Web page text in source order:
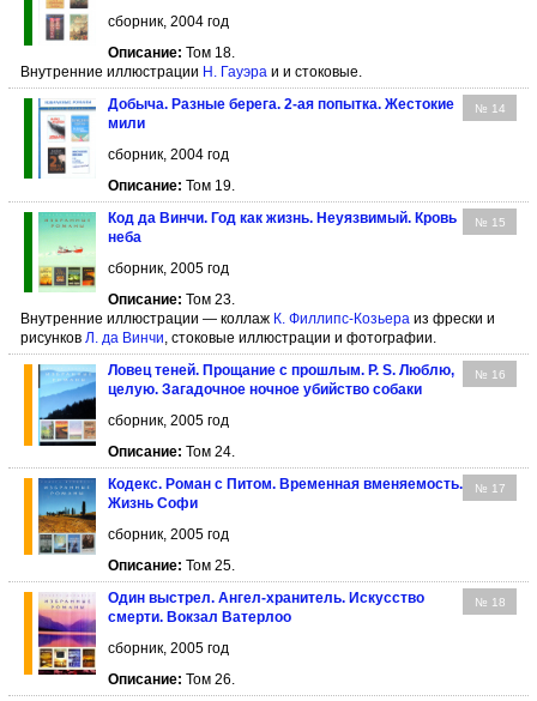
сборник, 2004 год
Описание: Том 18.
Внутренние иллюстрации Н. Гауэра и и стоковые.
№ 14
Добыча. Разные берега. 2-ая попытка. Жестокие
мили
сборник, 2004 год
Описание: Том 19.
№ 15
Код да Винчи. Год как жизнь. Неуязвимый. Кровь
неба
сборник, 2005 год
Описание: Том 23.
Внутренние иллюстрации — коллаж К. Филлипс-Козьера из фрески и
рисунков Л. да Винчи , стоковые иллюстрации и фотографии.
№ 16
Ловец теней. Прощание с прошлым. P. S. Люблю,
целую. Загадочное ночное убийство собаки
сборник, 2005 год
Описание: Том 24.
№ 17
Кодекс. Роман с Питом. Временная вменяемость.
Жизнь Софи
сборник, 2005 год
Описание: Том 25.
№ 18
Один выстрел. Ангел-хранитель. Искусство
смерти. Вокзал Ватерлоо
сборник, 2005 год
Описание: Том 26.